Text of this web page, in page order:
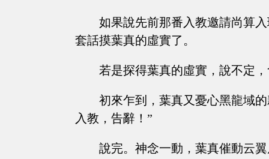
如果說先前那番入教邀請尚算
套話摸葉真的虛實了。
若是探得葉真的虛實，說不定
初來乍到，葉真又憂心黑龍域
入教，告辭！”
說完。神念一動，葉真催動云